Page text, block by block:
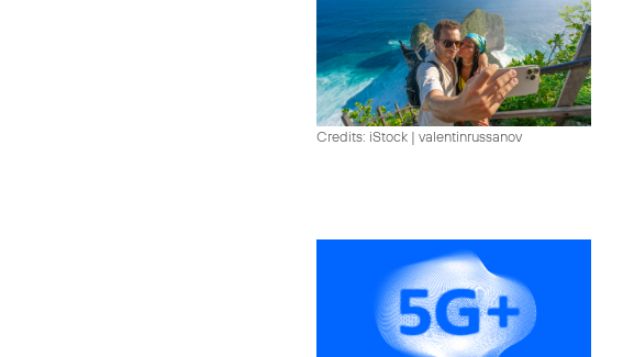
Credits: iStock | valentinrussanov